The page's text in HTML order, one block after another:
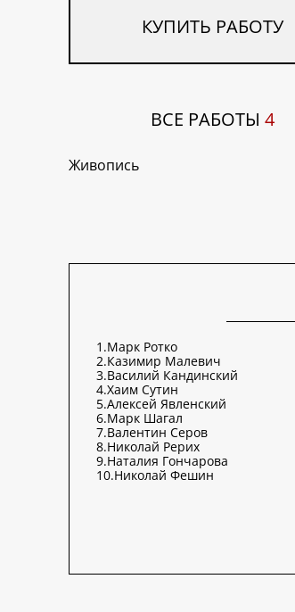
КУПИТЬ РАБОТУ
ВСЕ РАБОТЫ4
Живопись
1.Марк Ротко
2.Казимир Малевич
3.Василий Кандинский
4.Хаим Сутин
5.Алексей Явленский
6.Марк Шагал
7.Валентин Серов
8.Николай Рерих
9.Наталия Гончарова
10.Николай Фешин